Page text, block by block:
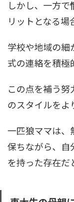
しかし、一方で
リットとなる場
学校や地域の細
式の連絡を積極
この点を補う努
のスタイルをよ
一匹狼ママは、
保ちながら、自
を持った存在だ